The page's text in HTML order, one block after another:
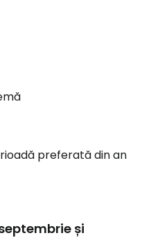
preferată din an
și